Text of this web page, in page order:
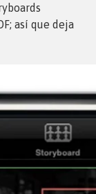
así que deja